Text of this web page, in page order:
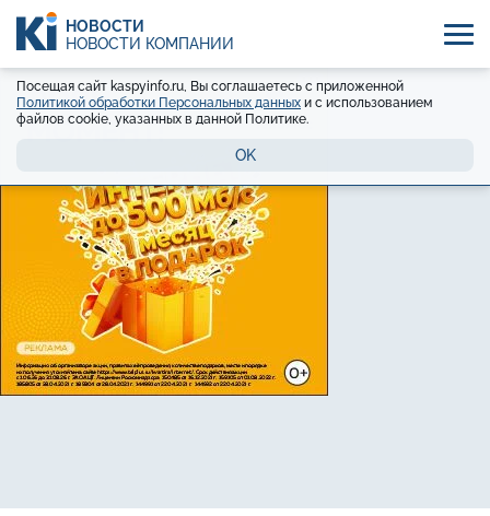
НОВОСТИ
НОВОСТИ КОМПАНИЙ
Посещая сайт kaspyinfo.ru, Вы соглашаетесь с приложенной
Политикой обработки Персональных данных и с использованием
файлов cookie, указанных в данной Политике.
OK